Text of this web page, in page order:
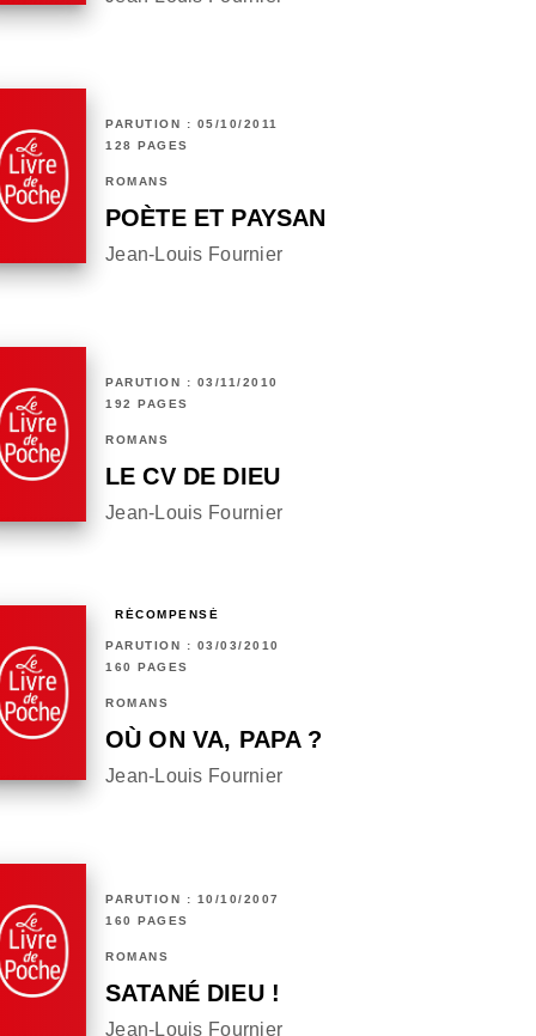
PARUTION : 05/10/2011
128 PAGES
ROMANS
POÈTE ET PAYSAN
Jean-Louis Fournier
PARUTION : 03/11/2010
192 PAGES
ROMANS
LE CV DE DIEU
Jean-Louis Fournier
RÉCOMPENSÉ
PARUTION : 03/03/2010
160 PAGES
ROMANS
OÙ ON VA, PAPA ?
Jean-Louis Fournier
PARUTION : 10/10/2007
160 PAGES
ROMANS
SATANÉ DIEU !
Jean-Louis Fournier